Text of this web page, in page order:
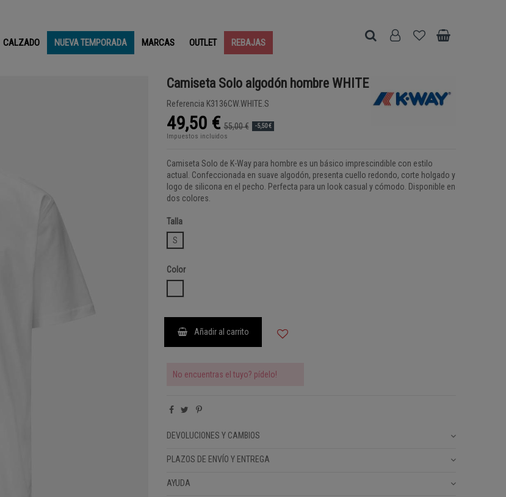
CALZADO NUEVA TEMPORADA MARCAS OUTLET REBAJAS
Camiseta Solo algodón hombre WHITE
Referencia K3136CW.WHITE.S
49,50 € 55,00 €
-5,50 €
Impuestos incluidos
Camiseta Solo de K-Way para hombre es un básico imprescindible con estilo
actual. Confeccionada en suave algodón, presenta cuello redondo, corte holgado y
logo de silicona en el pecho. Perfecta para un look casual y cómodo. Disponible en
dos colores.
Talla
S
Color
Añadir al carrito
No encuentras el tuyo? pídelo!
DEVOLUCIONES Y CAMBIOS
PLAZOS DE ENVÍO Y ENTREGA
AYUDA